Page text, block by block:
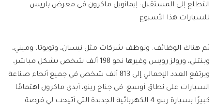
التطلع إلى المستقبل: إيمانويل ماكرون في معرض باريس
للسيارات هذا الأسبوع
ثم هناك الوظائف. وتوظف شركات مثل نيسان، وتويوتا، وميني،
وبنتلي، ورولز رويس وغيرها نحو 198 ألف شخص بشكل مباشر،
ويرتفع العدد الإجمالي إلى 813 ألف شخص في جميع أنحاء صناعة
السيارات على نطاق أوسع. في جناح رينو، أبدى ماكرون اهتمامًا
كبيرًا بسيارة رينو 4 الكهربائية الجديدة التي أتيحت لي فرصة